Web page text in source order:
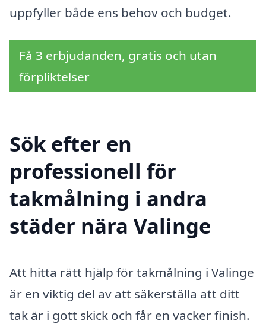
uppfyller både ens behov och budget.
Få 3 erbjudanden, gratis och utan
förpliktelser
Sök efter en
professionell för
takmålning i andra
städer nära Valinge
Att hitta rätt hjälp för takmålning i Valinge
är en viktig del av att säkerställa att ditt
tak är i gott skick och får en vacker finish.